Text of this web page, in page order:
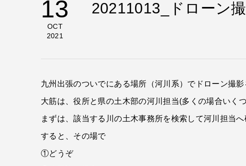
13
OCT
2021
20211013_ドローン
九州出張のついでにある場所（河川系）でドローン撮
大筋は、役所と県の土木部の河川担当(多くの場合いく
まずは、該当する川の土木事務所を検索して河川担当へ
すると、その場で
①どうぞ